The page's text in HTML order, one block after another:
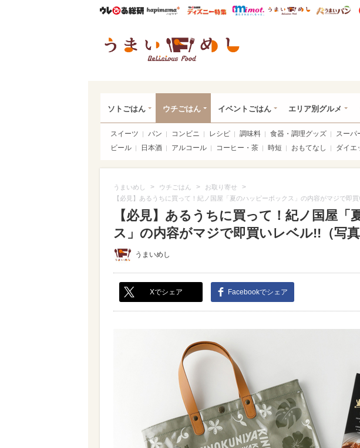
ウレぴあ総研ハピママ* ウレぴあ総研 ディズニー特集
mimot. うまいめし
ソトごはん ウチごはん イベントごはん エリア別グルメ
スイーツ パン コンビニ レシピ 調味料 食器・調理グッズ スーパ
ビール
日本酒 アルコール コーヒー・茶 時短 おもてなし ダイエ
うまいめし > ウチごはん > お取り寄せ >
【必見】あるうちに買って！紀ノ国屋「夏のハッピーボックス」の内容がマジで即
【必見】あるうちに買って！紀ノ国屋「
ス」の内容がマジで即買いレベル!!（写真
うまいめし
Xでシェア Facebookでシェア